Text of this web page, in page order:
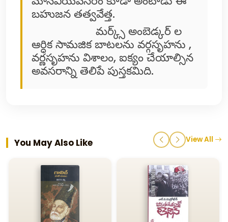
బహుజన తత్వవేత్త.
మర్క్స్ అంబెడ్కర్ ల
ఆర్ధిక సామజిక బాటలను వర్గసృహను ,
వర్ణసృహను విశాలం, ఐక్యం చేయాల్సిన
అవసరాన్ని తెలిపే పుస్తకమిది.
You May Also Like View All